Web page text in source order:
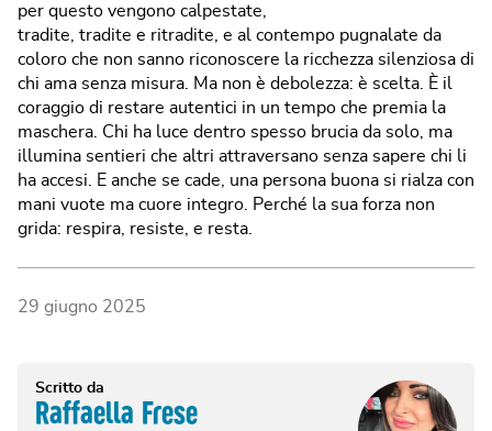
per questo vengono calpestate,
tradite, tradite e ritradite, e al contempo pugnalate da
coloro che non sanno riconoscere la ricchezza silenziosa di
chi ama senza misura. Ma non è debolezza: è scelta. È il
coraggio di restare autentici in un tempo che premia la
maschera. Chi ha luce dentro spesso brucia da solo, ma
illumina sentieri che altri attraversano senza sapere chi li
ha accesi. E anche se cade, una persona buona si rialza con
mani vuote ma cuore integro. Perché la sua forza non
grida: respira, resiste, e resta.
29 giugno 2025
Scritto da
Raffaella Frese